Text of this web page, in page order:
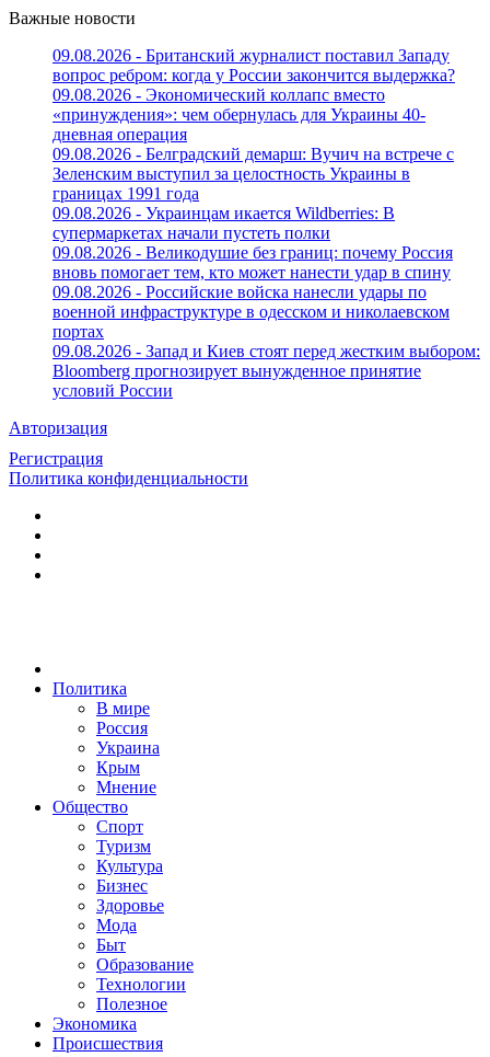
Важные новости
09.08.2026 - Британский журналист поставил Западу
вопрос ребром: когда у России закончится выдержка?
09.08.2026 - Экономический коллапс вместо
«принуждения»: чем обернулась для Украины 40-
дневная операция
09.08.2026 - Белградский демарш: Вучич на встрече с
Зеленским выступил за целостность Украины в
границах 1991 года
09.08.2026 - Украинцам икается Wildberries: В
супермаркетах начали пустеть полки
09.08.2026 - Великодушие без границ: почему Россия
вновь помогает тем, кто может нанести удар в спину
09.08.2026 - Российские войска нанесли удары по
военной инфраструктуре в одесском и николаевском
портах
09.08.2026 - Запад и Киев стоят перед жестким выбором:
Bloomberg прогнозирует вынужденное принятие
условий России
Авторизация
Регистрация
Политика конфиденциальности
Политика
В мире
Россия
Украина
Крым
Мнение
Общество
Спорт
Туризм
Культура
Бизнес
Здоровье
Мода
Быт
Образование
Технологии
Полезное
Экономика
Происшествия